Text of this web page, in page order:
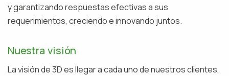
y garantizando respuestas efectivas a sus
requerimientos, creciendo e innovando juntos.
Nuestra visión
La visión de 3D es llegar a cada uno de nuestros clientes,